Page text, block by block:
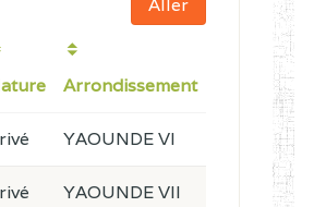
Arrondissement
YAOUNDE VI
YAOUNDE VII